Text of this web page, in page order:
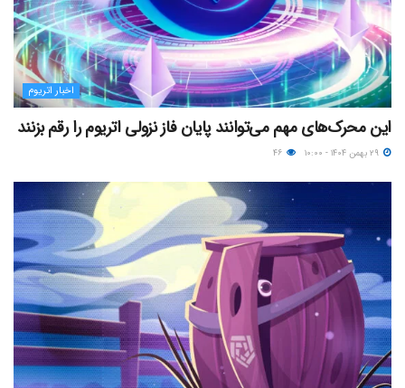
اخبار اتریوم
این محرک‌های مهم می‌توانند پایان فاز نزولی اتریوم را رقم بزنند